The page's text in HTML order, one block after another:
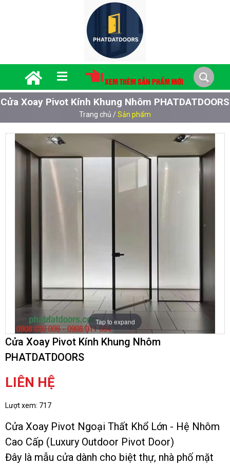
XEM THÊM SẢN PHẨM MỚI
Cửa Xoay Pivot Kính Khung Nhôm PHATDATDOORS
Trang chủ / Sản phẩm
Tap to expand
Cửa Xoay Pivot Kính Khung Nhôm
PHATDATDOORS
LIÊN HỆ
Lượt xem: 717
Cửa Xoay Pivot Ngoại Thất Khổ Lớn - Hệ Nhôm
Cao Cấp (Luxury Outdoor Pivot Door)
Đây là mẫu cửa dành cho biệt thự, nhà phố mặt